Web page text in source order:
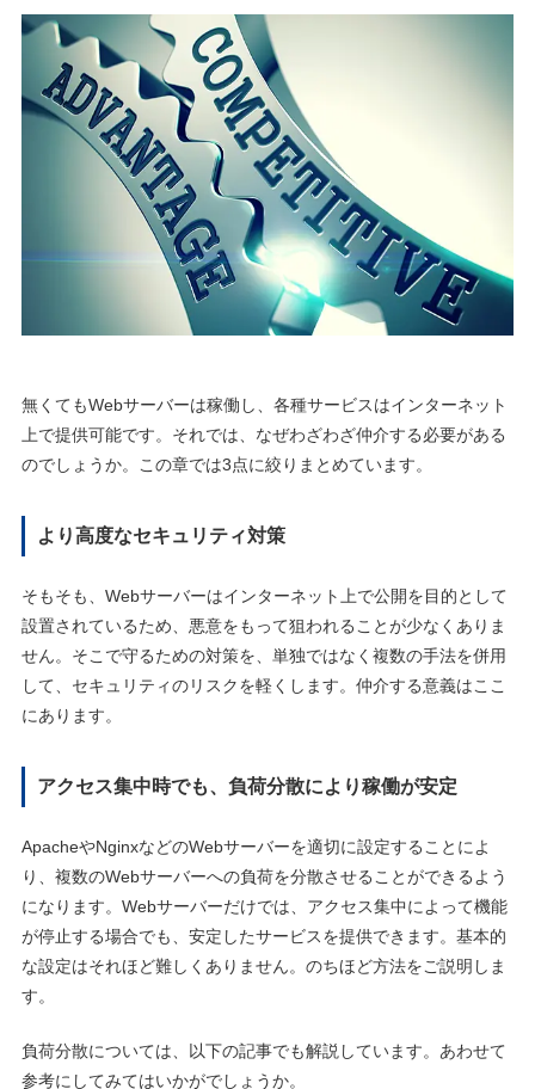
無くてもWebサーバーは稼働し、各種サービスはインターネット
上で提供可能です。それでは、なぜわざわざ仲介する必要がある
のでしょうか。この章では3点に絞りまとめています。
より高度なセキュリティ対策
そもそも、Webサーバーはインターネット上で公開を目的として
設置されているため、悪意をもって狙われることが少なくありま
せん。そこで守るための対策を、単独ではなく複数の手法を併用
して、セキュリティのリスクを軽くします。仲介する意義はここ
にあります。
アクセス集中時でも、負荷分散により稼働が安定
ApacheやNginxなどのWebサーバーを適切に設定することによ
り、複数のWebサーバーへの負荷を分散させることができるよう
になります。Webサーバーだけでは、アクセス集中によって機能
が停止する場合でも、安定したサービスを提供できます。基本的
な設定はそれほど難しくありません。のちほど方法をご説明しま
す。
負荷分散については、以下の記事でも解説しています。あわせて
参考にしてみてはいかがでしょうか。